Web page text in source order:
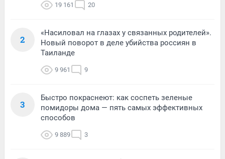
19 161 20
2
«Насиловал на глазах у связанных родителей».
Новый поворот в деле убийства россиян в
Таиланде
9 961 9
3
Быстро покраснеют: как соспеть зеленые
помидоры дома — пять самых эффективных
способов
9 889 3